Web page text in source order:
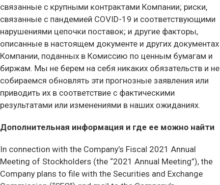
связанные с крупными контрактами Компании; риски,
связанные с пандемией COVID-19 и соответствующими
нарушениями цепочки поставок; и другие факторы,
описанные в настоящем документе и других документах
Компании, поданных в Комиссию по ценным бумагам и
биржам. Мы не берем на себя никаких обязательств и не
собираемся обновлять эти прогнозные заявления или
приводить их в соответствие с фактическими
результатами или изменениями в наших ожиданиях.
Дополнительная информация и где ее можно найти
In connection with the Company’s Fiscal 2021 Annual
Meeting of Stockholders (the “2021 Annual Meeting”), the
Company plans to file with the Securities and Exchange